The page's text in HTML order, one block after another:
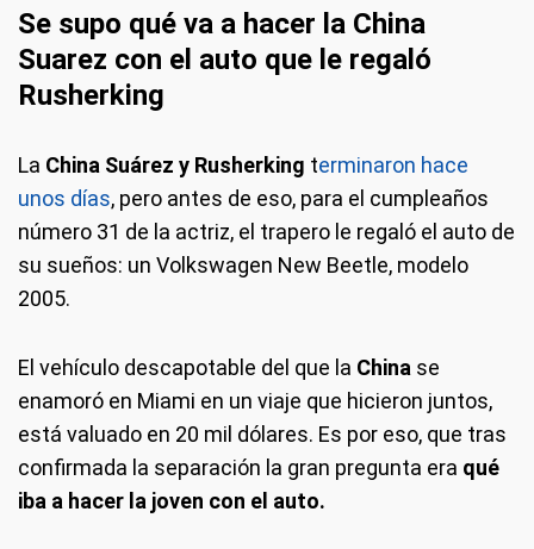
Se supo qué va a hacer la China
Suarez con el auto que le regaló
Rusherking
La China Suárez y Rusherking terminaron hace
unos días, pero antes de eso, para el cumpleaños
número 31 de la actriz, el trapero le regaló el auto de
su sueños: un Volkswagen New Beetle, modelo
2005.
El vehículo descapotable del que la China se
enamoró en Miami en un viaje que hicieron juntos,
está valuado en 20 mil dólares. Es por eso, que tras
confirmada la separación la gran pregunta era qué
iba a hacer la joven con el auto.